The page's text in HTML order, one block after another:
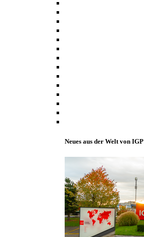
Neues aus der Welt von IGP